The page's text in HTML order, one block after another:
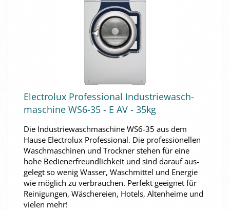
Elec­tro­lux Pro­fes­sio­nal In­dus­trie­wasch­
ma­schi­ne WS6-​35 - E AV - 35kg
Die In­dus­trie­wasch­ma­schi­ne WS6-​35 aus dem
Hause Elec­tro­lux Pro­fes­sio­nal. Die pro­fes­sio­nel­len
Wasch­ma­schi­nen und Trock­ner ste­hen für eine
hohe Be­die­ner­freund­lich­keit und sind dar­auf aus­
ge­legt so wenig Was­ser, Wasch­mit­tel und En­er­gie
wie mög­lich zu ver­brau­chen. Per­fekt ge­eig­net für
Rei­ni­gun­gen, Wä­sche­rei­en, Ho­tels, Al­ten­hei­me und
vie­len mehr!